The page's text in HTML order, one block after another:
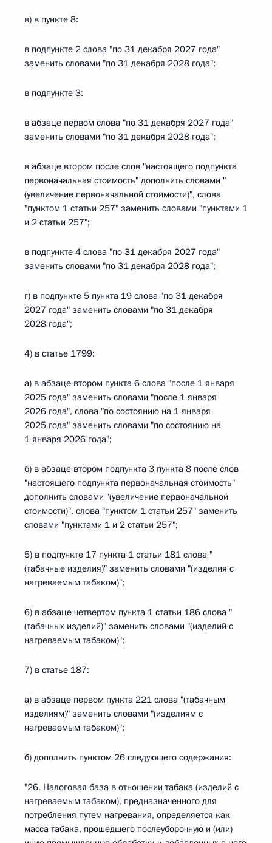
в) в пункте 8:
в подпункте 2 слова "по 31 декабря 2027 года"
заменить словами "по 31 декабря 2028 года";
в подпункте 3:
в абзаце первом слова "по 31 декабря 2027 года"
заменить словами "по 31 декабря 2028 года";
в абзаце втором после слов "настоящего подпункта
первоначальная стоимость" дополнить словами "
(увеличение первоначальной стоимости)", слова
"пунктом 1 статьи 257" заменить словами "пунктами 1
и 2 статьи 257";
в подпункте 4 слова "по 31 декабря 2027 года"
заменить словами "по 31 декабря 2028 года";
г) в подпункте 5 пункта 19 слова "по 31 декабря
2027 года" заменить словами "по 31 декабря
2028 года";
4) в статье 1799:
а) в абзаце втором пункта 6 слова "после 1 января
2025 года" заменить словами "после 1 января
2026 года", слова "по состоянию на 1 января
2025 года" заменить словами "по состоянию на
1 января 2026 года";
б) в абзаце втором подпункта 3 пункта 8 после слов
"настоящего подпункта первоначальная стоимость"
дополнить словами "(увеличение первоначальной
стоимости)", слова "пунктом 1 статьи 257" заменить
словами "пунктами 1 и 2 статьи 257";
5) в подпункте 17 пункта 1 статьи 181 слова "
(табачные изделия)" заменить словами "(изделия с
нагреваемым табаком)";
6) в абзаце четвертом пункта 1 статьи 186 слова "
(табачных изделий)" заменить словами "(изделий с
нагреваемым табаком)";
7) в статье 187:
а) в абзаце первом пункта 221 слова "(табачным
изделиям)" заменить словами "(изделиям с
нагреваемым табаком)";
б) дополнить пунктом 26 следующего содержания:
"26. Налоговая база в отношении табака (изделий с
нагреваемым табаком), предназначенного для
потребления путем нагревания, определяется как
масса табака, прошедшего послеуборочную и (или)